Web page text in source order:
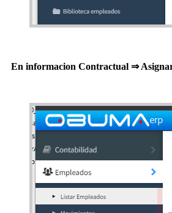
En informacion Contractual ⇒